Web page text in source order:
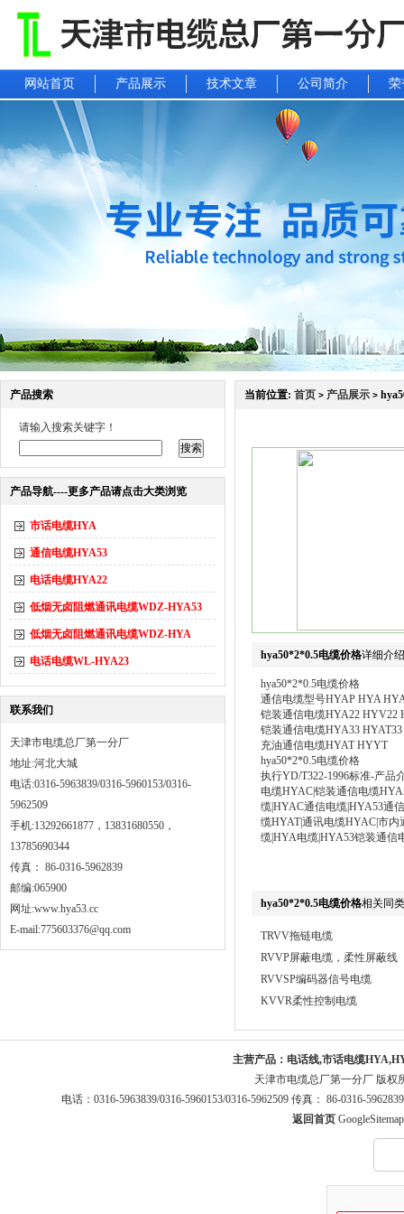
网站首页 产品展示 技术文章 公司简介 荣
产品搜索
请输入搜索关键字！
产品导航----更多产品请点击大类浏览
市话电缆HYA
通信电缆HYA53
电话电缆HYA22
低烟无卤阻燃通讯电缆WDZ-HYA53
低烟无卤阻燃通讯电缆WDZ-HYA
电话电缆WL-HYA23
联系我们
天津市电缆总厂第一分厂
地址:河北大城
电话:0316-5963839/0316-5960153/0316-
5962509
手机:13292661877，13831680550，
13785690344
传真： 86-0316-5962839
邮编:065900
网址:www.hya53.cc
E-mail:775603376@qq.com
当前位置: 首页 > 产品展示 >
hya50*2*0.5电缆价格详细介绍
hya50*2*0.5电缆价格
通信电缆型号HYAP HYA
铠装通信电缆HYA22 HYV22
铠装通信电缆HYA33
充油通信电缆HYAT HYYT
hya50*2*0.5电缆价格
执行YD/T322-1996标准-产品
电缆HYAC|铠装通信电缆
缆|HYAC通信电缆|HYA53通
缆HYAT|通讯电缆HYAC|市
缆|HYA电缆|HYA53铠装通信
hya50*2*0.5电缆价格相关同
TRVV拖链电缆
RVVP屏蔽电缆，柔性屏蔽线
RVVSP编码器信号电缆
KVVR柔性控制电缆
主营产品： 电话线,市话电缆
天津市电缆总厂第一分厂 版权
电话：0316-5963839/0316-5960153/0316-5962509 传真： 86-0316-
返回首页 GoogleSitemap